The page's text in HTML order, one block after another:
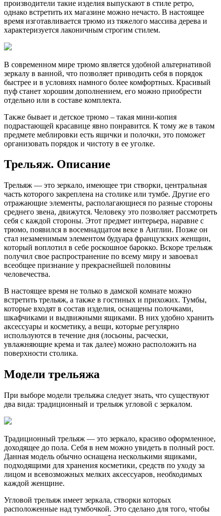
производители такие изделия выпускают в стиле ретро,
однако встретить их магазине можно нечасто. В настоящее
время изготавливается трюмо из тяжелого массива дерева и
характеризуется лаконичным строгим стилем.
В современном мире трюмо является удобной альтернативой
зеркалу в ванной, что позволяет приводить себя в порядок
быстрее и в условиях намного более комфортных. Красивый
пуф станет хорошим дополнением, его можно приобрести
отдельно или в составе комплекта.
Также бывает и детское трюмо – такая мини-копия
подрастающей красавице явно понравится. К тому же в таком
предмете меблировки есть ящички и полочки, это поможет
организовать порядок и чистоту в ее уголке.
Трельяж. Описание
Трельяж — это зеркало, имеющее три створки, центральная
часть которого закреплена на столике или тумбе. Другие его
отражающие элементы, располагающиеся по разные стороны
среднего звена, движутся. Человеку это позволяет рассмотреть
себя с каждой стороны. Этот предмет интерьера, наравне с
трюмо, появился в восемнадцатом веке в Англии. Позже он
стал незаменимым элементом будуара французских женщин,
который воплотил в себе роскошное барокко. Вскоре трельяж
получил свое распространение по всему миру и завоевал
всеобщее признание у прекраснейшей половины
человечества.
В настоящее время не только в дамской комнате можно
встретить трельяж, а также в гостиных и прихожих. Тумбы,
которые входят в состав изделия, оснащены полочками,
шкафчиками и выдвижными ящиками. В них удобно хранить
аксессуары и косметику, а вещи, которые регулярно
используются в течение дня (лосьоны, расчески,
увлажняющие крема и так далее) можно расположить на
поверхности столика.
Модели трельяжа
При выборе модели трельяжа следует знать, что существуют
два вида: традиционный и трельяж угловой с зеркалом.
Традиционный трельяж — это зеркало, красиво оформленное,
доходящее до пола. Себя в нем можно увидеть в полный рост.
Данная модель обычно оснащена несколькими ящиками,
подходящими для хранения косметики, средств по уходу за
лицом и всевозможных мелких аксессуаров, необходимых
каждой женщине.
Угловой трельяж имеет зеркала, створки которых
расположенные над тумбочкой. Это сделано для того, чтобы